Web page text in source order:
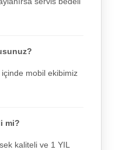
mobil ekibimiz
mi?
kaliteli ve 1 YIL